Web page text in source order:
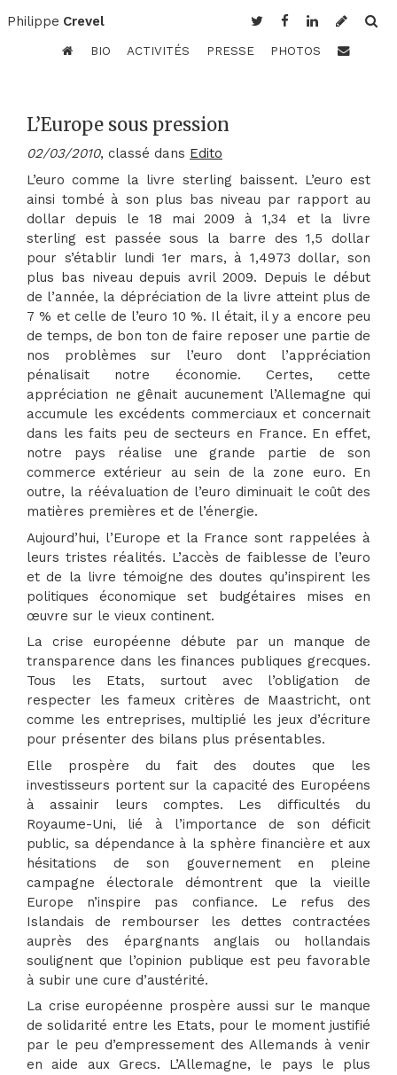
Philippe Crevel
BIO ACTIVITÉS PRESSE PHOTOS
L’Europe sous pression
02/03/2010, classé dans Edito
L’euro comme la livre sterling baissent. L’euro est
ainsi tombé à son plus bas niveau par rapport au
dollar depuis le 18 mai 2009 à 1,34 et la livre
sterling est passée sous la barre des 1,5 dollar
pour s’établir lundi 1er mars, à 1,4973 dollar, son
plus bas niveau depuis avril 2009. Depuis le début
de l’année, la dépréciation de la livre atteint plus de
7 % et celle de l’euro 10 %. Il était, il y a encore peu
de temps, de bon ton de faire reposer une partie de
nos problèmes sur l’euro dont l’appréciation
pénalisait notre économie. Certes, cette
appréciation ne gênait aucunement l’Allemagne qui
accumule les excédents commerciaux et concernait
dans les faits peu de secteurs en France. En effet,
notre pays réalise une grande partie de son
commerce extérieur au sein de la zone euro. En
outre, la réévaluation de l’euro diminuait le coût des
matières premières et de l’énergie.
Aujourd’hui, l’Europe et la France sont rappelées à
leurs tristes réalités. L’accès de faiblesse de l’euro
et de la livre témoigne des doutes qu’inspirent les
politiques économique set budgétaires mises en
œuvre sur le vieux continent.
La crise européenne débute par un manque de
transparence dans les finances publiques grecques.
Tous les Etats, surtout avec l’obligation de
respecter les fameux critères de Maastricht, ont
comme les entreprises, multiplié les jeux d’écriture
pour présenter des bilans plus présentables.
Elle prospère du fait des doutes que les
investisseurs portent sur la capacité des Européens
à assainir leurs comptes. Les difficultés du
Royaume-Uni, lié à l’importance de son déficit
public, sa dépendance à la sphère financière et aux
hésitations de son gouvernement en pleine
campagne électorale démontrent que la vieille
Europe n’inspire pas confiance. Le refus des
Islandais de rembourser les dettes contractées
auprès des épargnants anglais ou hollandais
soulignent que l’opinion publique est peu favorable
à subir une cure d’austérité.
La crise européenne prospère aussi sur le manque
de solidarité entre les Etats, pour le moment justifié
par le peu d’empressement des Allemands à venir
en aide aux Grecs. L’Allemagne, le pays le plus